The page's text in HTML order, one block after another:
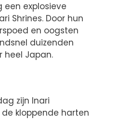
een explosieve
Shrines. Door hun
en oogsten
duizenden
heel Japan.
zijn Inari
kloppende harten